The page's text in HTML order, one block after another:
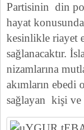
Partisinin din
hayat
kesinlikle riayet
sağlanacaktır.
nizamlarına
akımların ebedi
sağlayan kişi